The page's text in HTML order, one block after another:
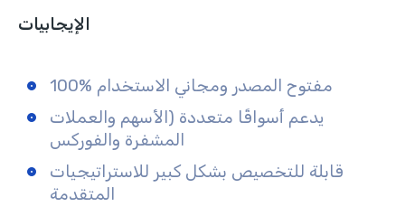
الإيجابيات
100% مفتوح المصدر ومجاني الاستخدام
يدعم أسواقًا متعددة (الأسهم والعملات
المشفرة والفوركس
قابلة للتخصيص بشكل كبير للاستراتيجيات
المتقدمة